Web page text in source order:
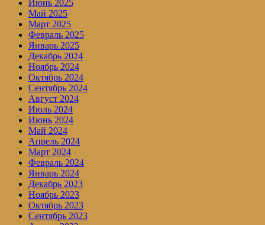
Июнь 2025
Май 2025
Март 2025
Февраль 2025
Январь 2025
Декабрь 2024
Ноябрь 2024
Октябрь 2024
Сентябрь 2024
Август 2024
Июль 2024
Июнь 2024
Май 2024
Апрель 2024
Март 2024
Февраль 2024
Январь 2024
Декабрь 2023
Ноябрь 2023
Октябрь 2023
Сентябрь 2023